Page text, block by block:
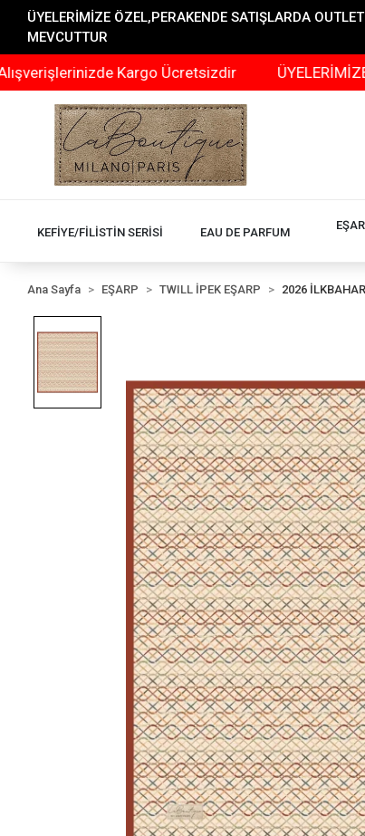
ÜYELERİMİZE ÖZEL,PERAKENDE SATIŞLARDA
MEVCUTTUR
Kargo Ücretsizdir ÜYELERİMİZE
KEFİYE/FİLİSTİN SERİSİ EAU DE PARFUM
Ana Sayfa EŞARP TWILL İPEK EŞARP 2026